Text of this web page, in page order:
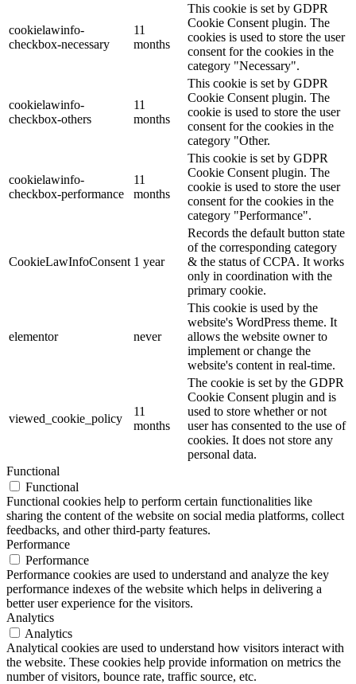
cookielawinfo-
checkbox-necessary
11
months
This cookie is set by GDPR
Cookie Consent plugin. The
cookies is used to store the user
consent for the cookies in the
category "Necessary".
cookielawinfo-
checkbox-others
11
months
This cookie is set by GDPR
Cookie Consent plugin. The
cookie is used to store the user
consent for the cookies in the
category "Other.
cookielawinfo-
checkbox-performance
11
months
This cookie is set by GDPR
Cookie Consent plugin. The
cookie is used to store the user
consent for the cookies in the
category "Performance".
CookieLawInfoConsent 1 year
Records the default button state
of the corresponding category
& the status of CCPA. It works
only in coordination with the
primary cookie.
elementor never
This cookie is used by the
website's WordPress theme. It
allows the website owner to
implement or change the
website's content in real-time.
viewed_cookie_policy
11
months
The cookie is set by the GDPR
Cookie Consent plugin and is
used to store whether or not
user has consented to the use of
cookies. It does not store any
personal data.
Functional
Functional
Functional cookies help to perform certain functionalities like
sharing the content of the website on social media platforms, collect
feedbacks, and other third-party features.
Performance
Performance
Performance cookies are used to understand and analyze the key
performance indexes of the website which helps in delivering a
better user experience for the visitors.
Analytics
Analytics
Analytical cookies are used to understand how visitors interact with
the website. These cookies help provide information on metrics the
number of visitors, bounce rate, traffic source, etc.